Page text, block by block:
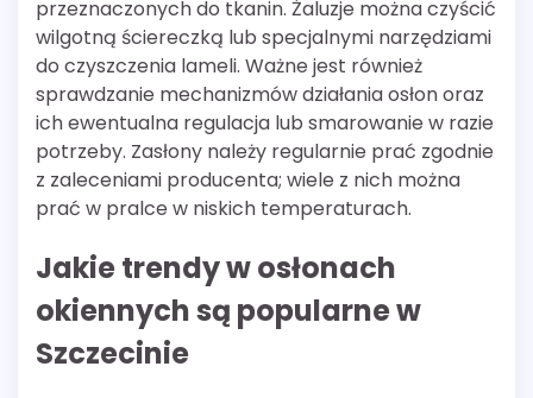
przeznaczonych do tkanin. Żaluzje można czyścić
wilgotną ściereczką lub specjalnymi narzędziami
do czyszczenia lameli. Ważne jest również
sprawdzanie mechanizmów działania osłon oraz
ich ewentualna regulacja lub smarowanie w razie
potrzeby. Zasłony należy regularnie prać zgodnie
z zaleceniami producenta; wiele z nich można
prać w pralce w niskich temperaturach.
Jakie trendy w osłonach
okiennych są popularne w
Szczecinie